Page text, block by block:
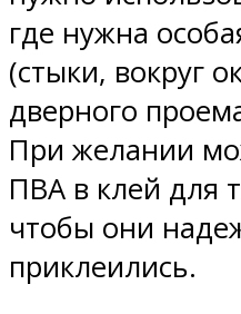
где нужна
(стыки, вокруг
дверного
При желании
ПВА в клей для
чтобы они
приклеились.